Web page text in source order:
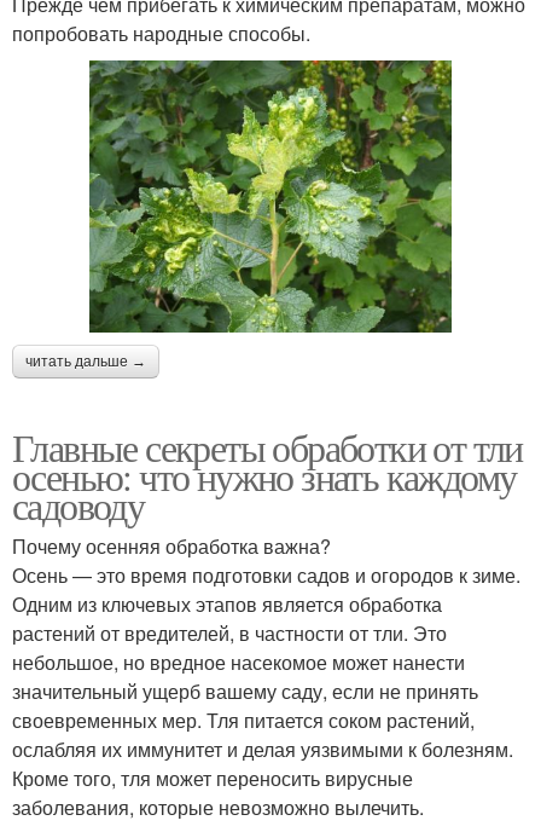
попробовать народные способы.
читать дальше →
Главные секреты обработки от тли
осенью: что нужно знать каждому
садоводу
Почему осенняя обработка важна?
Осень — это время подготовки садов и огородов к зиме.
Одним из ключевых этапов является обработка
растений от вредителей, в частности от тли. Это
небольшое, но вредное насекомое может нанести
значительный ущерб вашему саду, если не принять
своевременных мер. Тля питается соком растений,
ослабляя их иммунитет и делая уязвимыми к болезням.
Кроме того, тля может переносить вирусные
заболевания, которые невозможно вылечить.